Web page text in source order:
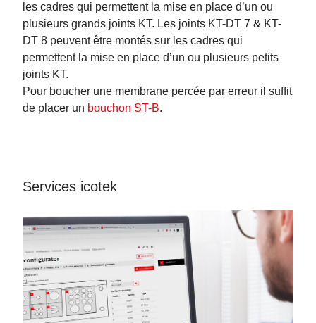
les cadres qui permettent la mise en place d’un ou
plusieurs grands joints KT. Les joints KT-DT 7 & KT-
DT 8 peuvent être montés sur les cadres qui
permettent la mise en place d’un ou plusieurs petits
joints KT.
Pour boucher une membrane percée par erreur il suffit
de placer un bouchon ST-B.
Services icotek